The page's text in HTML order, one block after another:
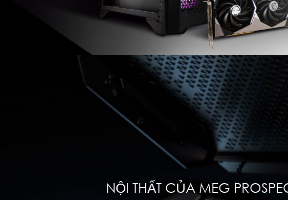
NỘI THẤT CỦA MEG